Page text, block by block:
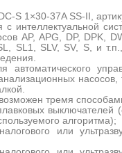
S 1×30-37A SS-II,
интеллектуальной
AP, APG, DP, DPK,
SL1, SLV, SV, S, и
автоматического
насосов,
тремя
выключателей
алгоритма);
или